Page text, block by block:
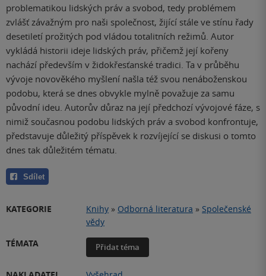
problematikou lidských práv a svobod, tedy problémem
zvlášť závažným pro naši společnost, žijící stále ve stínu řady
desetiletí prožitých pod vládou totalitních režimů. Autor
vykládá historii ideje lidských práv, přičemž její kořeny
nachází především v židokřesťanské tradici. Ta v průběhu
vývoje novověkého myšlení našla též svou nenáboženskou
podobu, která se dnes obvykle mylně považuje za samu
původní ideu. Autorův důraz na její předchozí vývojové fáze, s
nimiž současnou podobu lidských práv a svobod konfrontuje,
představuje důležitý příspěvek k rozvíjející se diskusi o tomto
dnes tak důležitém tématu.
Sdílet
KATEGORIE Knihy » Odborná literatura » Společenské
vědy
TÉMATA
Přidat téma